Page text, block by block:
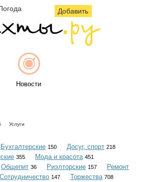
Добавить
Новости
Объявления
Услуги
Бухгалтерские 150 Досуг, спорт 218
355 Мода и красота 451
Общепит 36 Риэлторские 157
Ремонт
Сотрудничество 147 Торжества 708